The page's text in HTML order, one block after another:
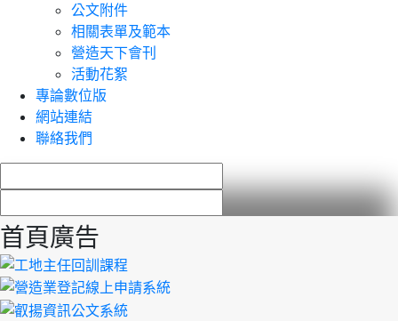
公文附件
相關表單及範本
營造天下會刊
活動花絮
專論數位版
網站連結
聯絡我們
首頁廣告